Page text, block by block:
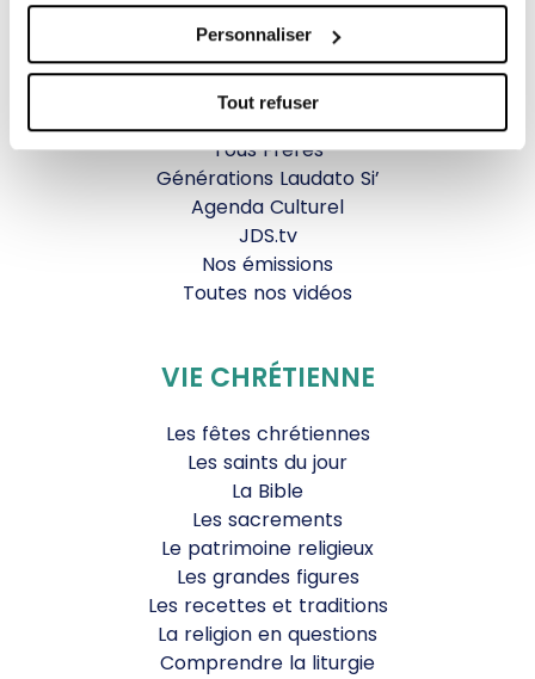
Personnaliser
Tout refuser
La messe
Magazine Le Jour du Seigneur
Documentaires
Tous Frères
Générations Laudato Si’
Agenda Culturel
JDS.tv
Nos émissions
Toutes nos vidéos
VIE CHRÉTIENNE
Les fêtes chrétiennes
Les saints du jour
La Bible
Les sacrements
Le patrimoine religieux
Les grandes figures
Les recettes et traditions
La religion en questions
Comprendre la liturgie